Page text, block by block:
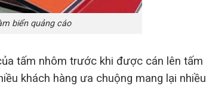
biển quảng cáo
tấm nhôm trước khi được cán lên tấm
khách hàng ưa chuộng mang lại nhiều